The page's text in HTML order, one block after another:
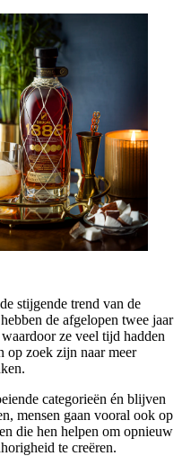
stijgende trend van de
de afgelopen twee jaar
ze veel tijd hadden
op zoek zijn naar meer
categorieën én blijven
mensen gaan vooral ook op
die hen helpen om opnieuw
te creëren.